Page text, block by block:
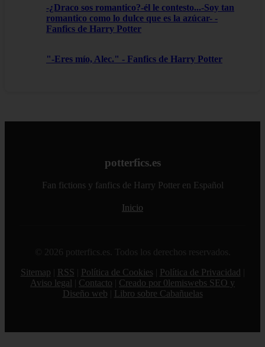
-¿Draco sos romantico?-él le contesto...-Soy tan
romantico como lo dulce que es la azúcar- -
Fanfics de Harry Potter
"-Eres mío, Alec." - Fanfics de Harry Potter
potterfics.es
Fan fictions y fanfics de Harry Potter en Español
Inicio
© 2026 potterfics.es. Todos los derechos reservados.
Sitemap
RSS Política de Cookies Política de Privacidad
Aviso legal
Contacto
Creado por 0lemiswebs SEO y
Diseño web
Libro sobre Cabañuelas